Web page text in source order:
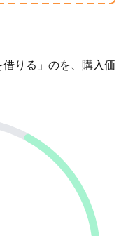
りる」のを、購入価